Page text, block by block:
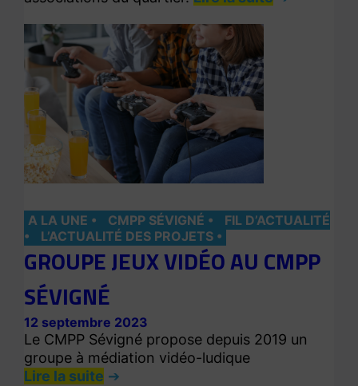
A LA UNE CMPP SÉVIGNÉ
FIL D’ACTUALITÉ
L’ACTUALITÉ DES PROJETS
GROUPE JEUX VIDÉO AU CMPP
SÉVIGNÉ
12 septembre 2023
Le CMPP Sévigné propose depuis 2019 un
groupe à médiation vidéo-ludique
Lire la suite